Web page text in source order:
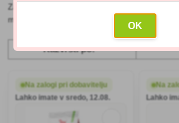
OK
Zaradi svoje vrhunske formule blagodejno
mišično-skeletni sistem psa.
Razvrsti po:
Na zalogi pri dobavitelju
Lahko imate v sredo, 12.08.
Na
Lahko